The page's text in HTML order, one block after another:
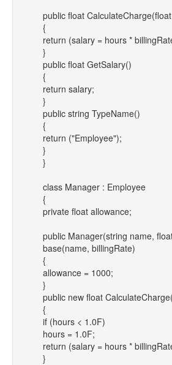
public float
{
return (salary = hours *
}
public float GetSalary()
{
return salary;
}
public string TypeName()
{
return ("Employee");
}
}
class Manager : Employee
{
private float allowance;
public Manager(string name,
base(name, billingRate)
{
allowance = 1000;
}
public new float
{
if (hours < 1.0F)
hours = 1.0F;
return (salary = hours *
}